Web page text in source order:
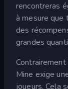
rencontreras
à mesure que
des
grandes
Mine exige
joueurs. Cela